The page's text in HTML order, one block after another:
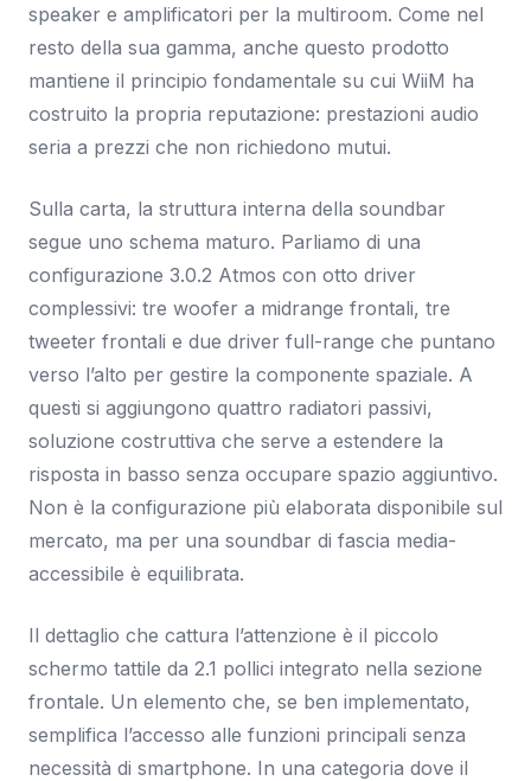
speaker e amplificatori per la multiroom. Come nel
resto della sua gamma, anche questo prodotto
mantiene il principio fondamentale su cui WiiM ha
costruito la propria reputazione: prestazioni audio
seria a prezzi che non richiedono mutui.
Sulla carta, la struttura interna della soundbar
segue uno schema maturo. Parliamo di una
configurazione 3.0.2 Atmos con otto driver
complessivi: tre woofer a midrange frontali, tre
tweeter frontali e due driver full-range che puntano
verso l’alto per gestire la componente spaziale. A
questi si aggiungono quattro radiatori passivi,
soluzione costruttiva che serve a estendere la
risposta in basso senza occupare spazio aggiuntivo.
Non è la configurazione più elaborata disponibile sul
mercato, ma per una soundbar di fascia media-
accessibile è equilibrata.
Il dettaglio che cattura l’attenzione è il piccolo
schermo tattile da 2.1 pollici integrato nella sezione
frontale. Un elemento che, se ben implementato,
semplifica l’accesso alle funzioni principali senza
necessità di smartphone. In una categoria dove il